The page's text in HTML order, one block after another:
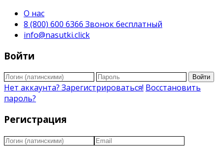
О нас
8 (800) 600 6366 Звонок бесплатный
info@nasutki.click
Войти
Войти
Нет аккаунта? Зарегистрироваться! Восстановить
пароль?
Регистрация